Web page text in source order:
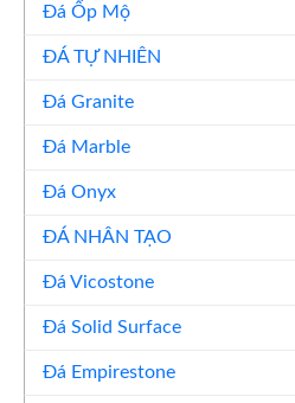
Đá Ốp Mộ
ĐÁ TỰ NHIÊN
Đá Granite
Đá Marble
Đá Onyx
ĐÁ NHÂN TẠO
Đá Vicostone
Đá Solid Surface
Đá Empirestone